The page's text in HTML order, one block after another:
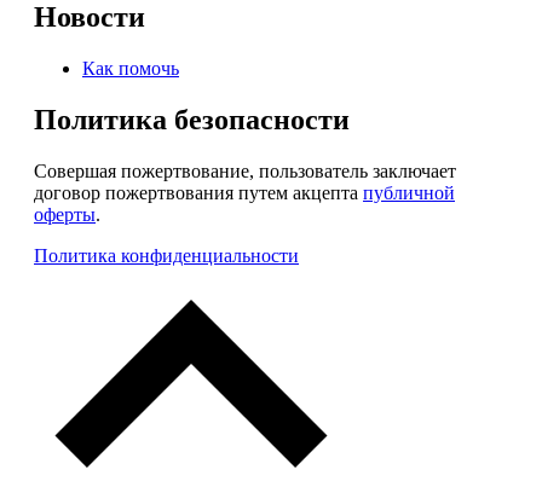
Новости
Как помочь
Политика безопасности
Совершая пожертвование, пользователь заключает
договор пожертвования путем акцепта публичной
оферты.
Политика конфиденциальности